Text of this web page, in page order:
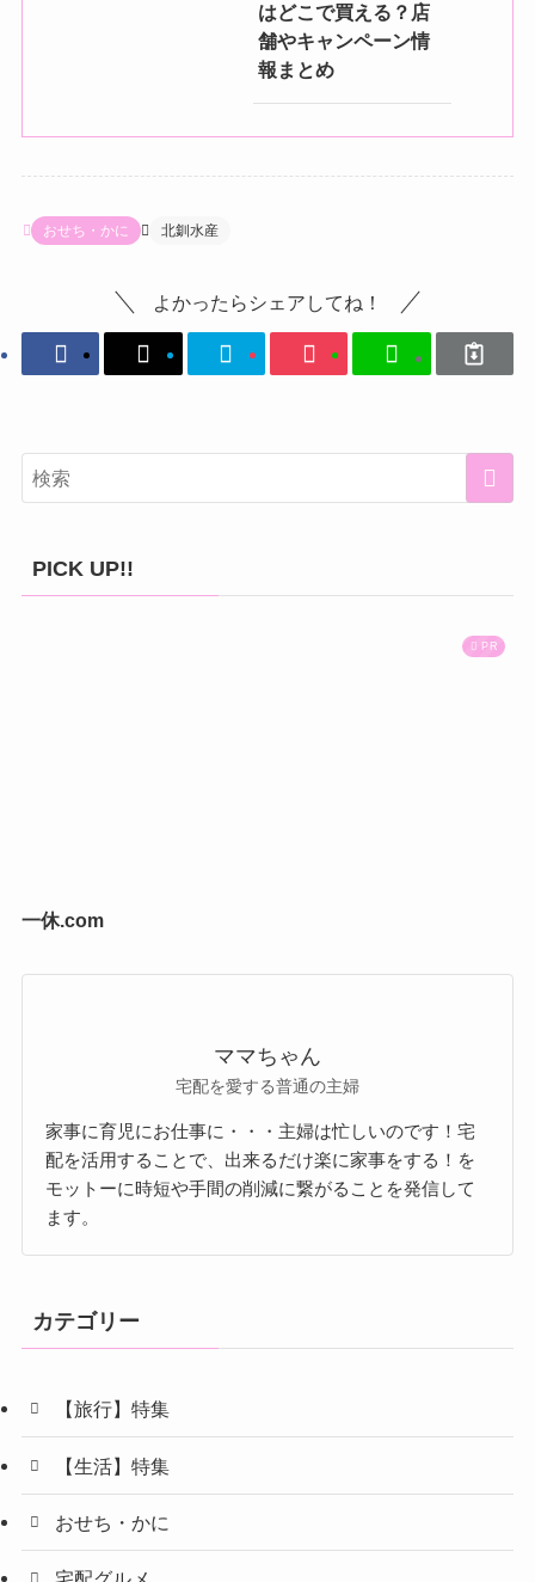
はどこで買える？店
舗やキャンペーン情
報まとめ
おせち・かに 北釧水産
よかったらシェアしてね！
PICK UP!!
PR
一休.com
ママちゃん
宅配を愛する普通の主婦
家事に育児にお仕事に・・・主婦は忙しいのです！宅
配を活用することで、出来るだけ楽に家事をする！を
モットーに時短や手間の削減に繋がることを発信して
ます。
カテゴリー
【旅行】特集
【生活】特集
おせち・かに